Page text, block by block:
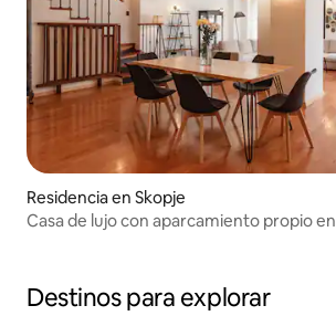
Residencia en Skopje
Casa de lujo con aparcamiento propio
Destinos para explorar